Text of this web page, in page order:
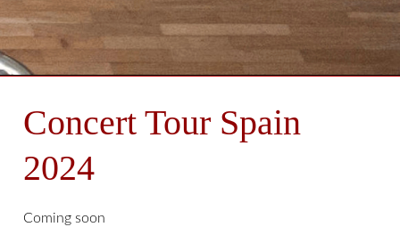
Concert Tour Spain
2024
Coming soon